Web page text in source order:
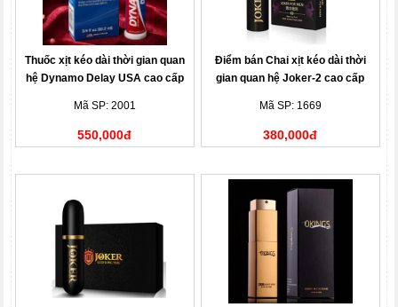
Thuốc xịt kéo dài thời gian quan
hệ Dynamo Delay USA cao cấp
Mã SP: 2001
550,000đ
Điểm bán Chai xịt kéo dài thời
gian quan hệ Joker-2 cao cấp
Mã SP: 1669
380,000đ